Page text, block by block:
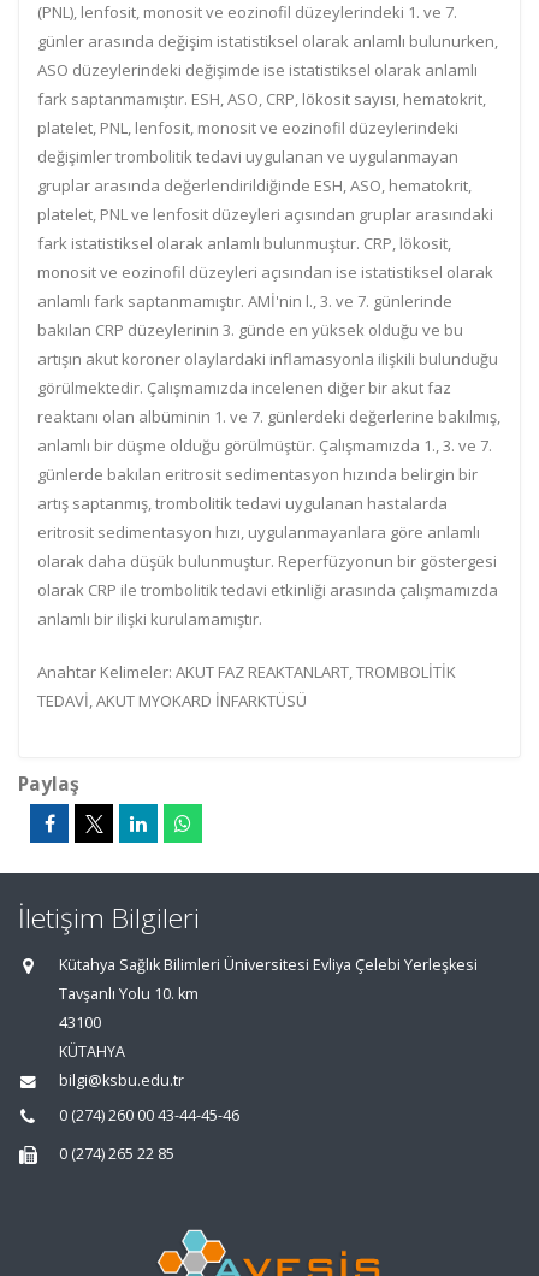
(PNL), lenfosit, monosit ve eozinofil düzeylerindeki 1. ve 7.
günler arasında değişim istatistiksel olarak anlamlı bulunurken,
ASO düzeylerindeki değişimde ise istatistiksel olarak anlamlı
fark saptanmamıştır. ESH, ASO, CRP, lökosit sayısı, hematokrit,
platelet, PNL, lenfosit, monosit ve eozinofil düzeylerindeki
değişimler trombolitik tedavi uygulanan ve uygulanmayan
gruplar arasında değerlendirildiğinde ESH, ASO, hematokrit,
platelet, PNL ve lenfosit düzeyleri açısından gruplar arasındaki
fark istatistiksel olarak anlamlı bulunmuştur. CRP, lökosit,
monosit ve eozinofil düzeyleri açısından ise istatistiksel olarak
anlamlı fark saptanmamıştır. AMİ'nin l., 3. ve 7. günlerinde
bakılan CRP düzeylerinin 3. günde en yüksek olduğu ve bu
artışın akut koroner olaylardaki inflamasyonla ilişkili bulunduğu
görülmektedir. Çalışmamızda incelenen diğer bir akut faz
reaktanı olan albüminin 1. ve 7. günlerdeki değerlerine bakılmış,
anlamlı bir düşme olduğu görülmüştür. Çalışmamızda 1., 3. ve 7.
günlerde bakılan eritrosit sedimentasyon hızında belirgin bir
artış saptanmış, trombolitik tedavi uygulanan hastalarda
eritrosit sedimentasyon hızı, uygulanmayanlara göre anlamlı
olarak daha düşük bulunmuştur. Reperfüzyonun bir göstergesi
olarak CRP ile trombolitik tedavi etkinliği arasında çalışmamızda
anlamlı bir ilişki kurulamamıştır.
Anahtar Kelimeler: AKUT FAZ REAKTANLART, TROMBOLİTİK
TEDAVİ, AKUT MYOKARD İNFARKTÜSÜ
Paylaş
İletişim Bilgileri
Kütahya Sağlık Bilimleri Üniversitesi Evliya Çelebi Yerleşkesi
Tavşanlı Yolu 10. km
43100
KÜTAHYA
bilgi@ksbu.edu.tr
0 (274) 260 00 43-44-45-46
0 (274) 265 22 85